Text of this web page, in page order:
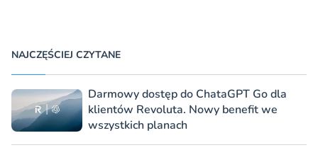
NAJCZĘŚCIEJ CZYTANE
Darmowy dostęp do ChataGPT Go dla
klientów Revoluta. Nowy benefit we
wszystkich planach